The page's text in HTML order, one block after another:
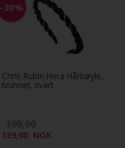
-30%
Chris Rubin Hera Hårbøyle,
tvunnet, svart
139,00 NOK